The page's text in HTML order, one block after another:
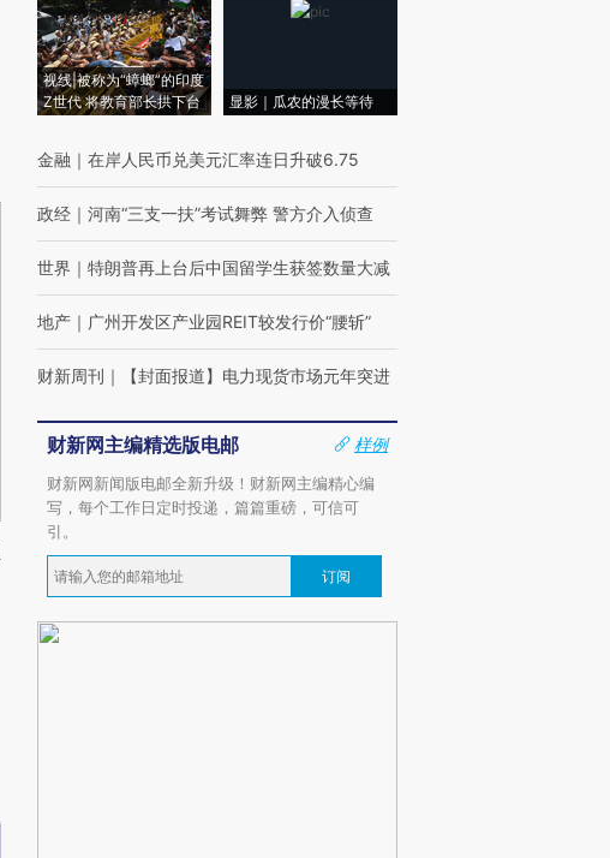
视线|被称为“蟑螂”的印度
Z世代 将教育部长拱下台
显影｜瓜农的漫长等待
金融 ｜ 在岸人民币兑美元汇率连日升破6.75
政经 ｜ 河南“三支一扶”考试舞弊 警方介入侦查
世界 ｜ 特朗普再上台后中国留学生获签数量大减
地产 ｜ 广州开发区产业园REIT较发行价“腰斩”
财新周刊 ｜ 【封面报道】电力现货市场元年突进
财新网主编精选版电邮
样例
财新网新闻版电邮全新升级！财新网主编精心编
写，每个工作日定时投递，篇篇重磅，可信可
引。
订阅